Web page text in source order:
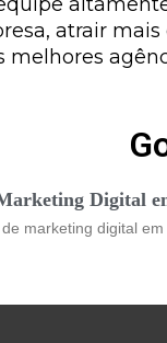
atrair
Digital
marketing digital